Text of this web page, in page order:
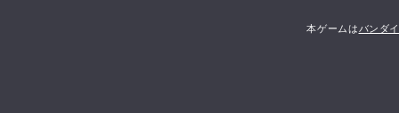
本ゲームは バンダ